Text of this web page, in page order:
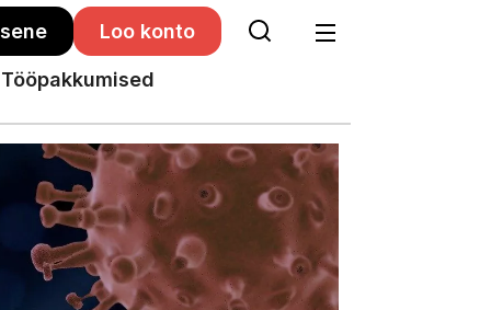
Loo konto
Tööpakkumised